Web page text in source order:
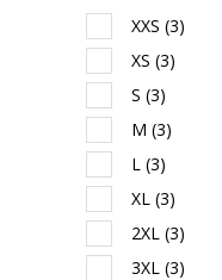
XXS (3)
XS (3)
S (3)
M (3)
L (3)
XL (3)
2XL (3)
3XL (3)